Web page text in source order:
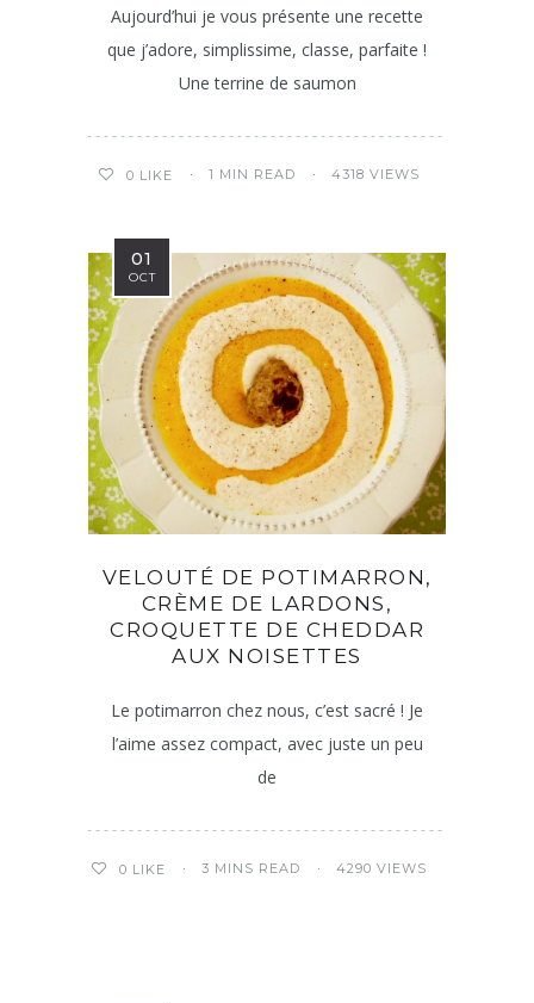
Aujourd’hui je vous présente une recette
que j’adore, simplissime, classe, parfaite !
Une terrine de saumon
0 LIKE 1 MIN READ 4318 VIEWS
01
OCT
VELOUTÉ DE POTIMARRON,
CRÈME DE LARDONS,
CROQUETTE DE CHEDDAR
AUX NOISETTES
Le potimarron chez nous, c’est sacré ! Je
l’aime assez compact, avec juste un peu
de
0 LIKE 3 MINS READ 4290 VIEWS